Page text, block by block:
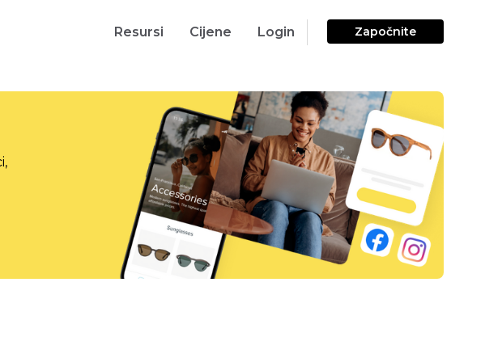
Resursi Cijene Login Započnite